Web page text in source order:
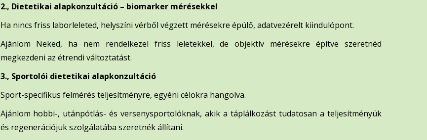
2., Dietetikai alapkonzultáció – biomarker mérésekkel
Ha nincs friss laborleleted, helyszíni vérből végzett mérésekre épülő, adatvezérelt kiindulópont.
Ajánlom Neked, ha nem rendelkezel friss leletekkel, de objektív mérésekre építve szeretnéd
megkezdeni az étrendi változtatást.
3., Sportolói dietetikai alapkonzultáció
Sport-specifikus felmérés teljesítményre, egyéni célokra hangolva.
Ajánlom hobbi-, utánpótlás- és versenysportolóknak, akik a táplálkozást tudatosan a teljesítményük
és regenerációjuk szolgálatába szeretnék állítani.